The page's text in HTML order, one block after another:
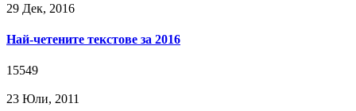
29 Дек, 2016
Най-четените текстове за 2016
15549
23 Юли, 2011